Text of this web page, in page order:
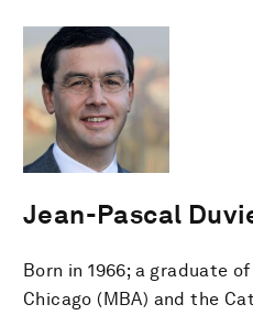
Jean-Pascal
Born in 1966; a graduate
Chicago (MBA) and the